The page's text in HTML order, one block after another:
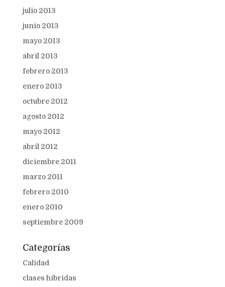
julio 2013
junio 2013
mayo 2013
abril 2013
febrero 2013
enero 2013
octubre 2012
agosto 2012
mayo 2012
abril 2012
diciembre 2011
marzo 2011
febrero 2010
enero 2010
septiembre 2009
Categorías
Calidad
clases híbridas